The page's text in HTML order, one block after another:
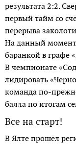
результата 2:2.
первый тайм со
перерыва
На данный
баранкой в графе
В чемпионате
лидировать
команда по-
балла по итогам
Все на старт!
В Ялте прошёл